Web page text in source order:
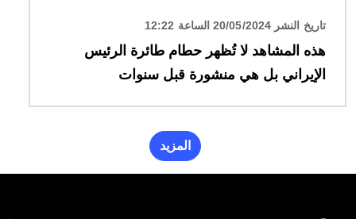
تاريخ النشر 20/05/2024 الساعة 12:22
هذه المشاهد لا تُظهر حطام طائرة الرئيس
الإيراني بل هي منشورة قبل سنوات
المزيد